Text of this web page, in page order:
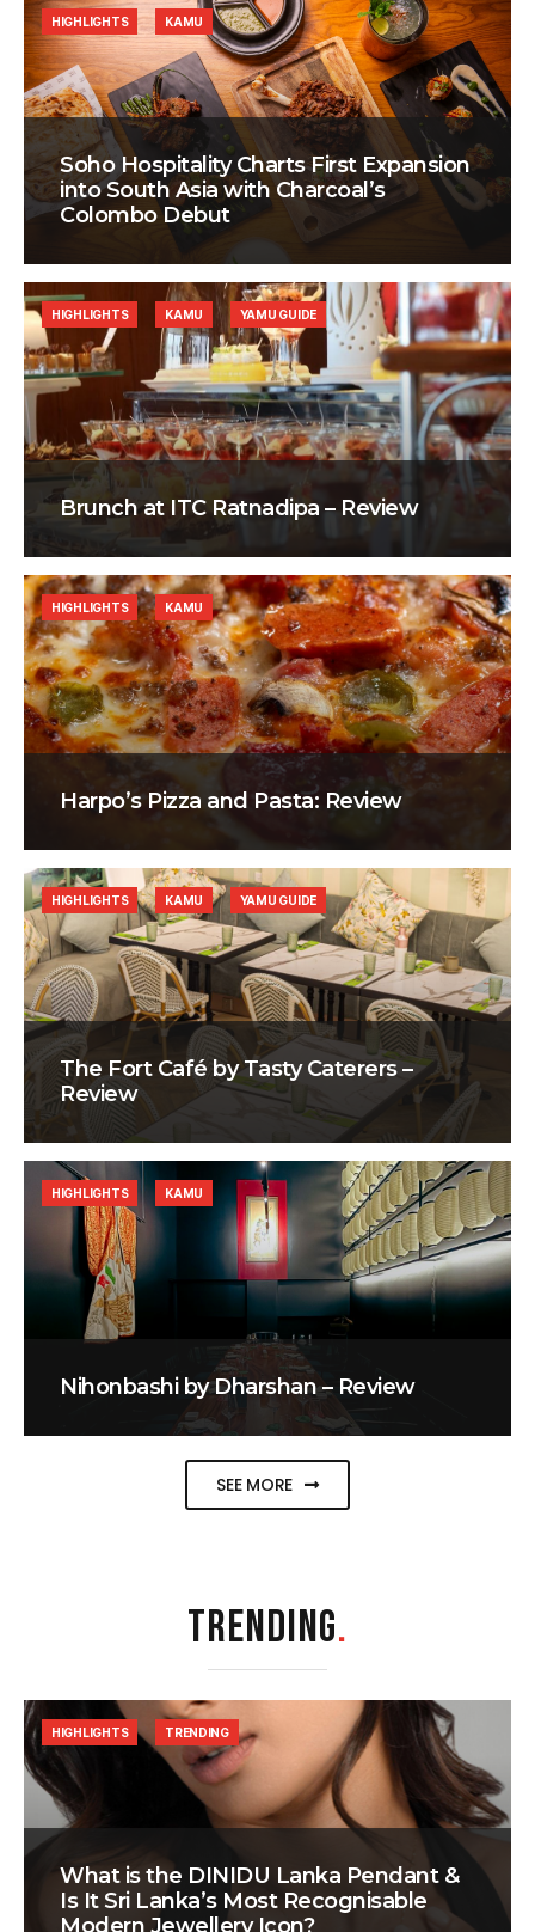
Soho Hospitality Charts First Expansion
into South Asia with Charcoal’s
Colombo Debut
HIGHLIGHTS KAMU
Brunch at ITC Ratnadipa – Review
HIGHLIGHTS KAMU YAMU GUIDE
Harpo’s Pizza and Pasta: Review
HIGHLIGHTS KAMU
The Fort Café by Tasty Caterers –
Review
HIGHLIGHTS KAMU YAMU GUIDE
Nihonbashi by Dharshan – Review
HIGHLIGHTS KAMU
SEE MORE
TRENDING.
What is the DINIDU Lanka Pendant &
Is It Sri Lanka’s Most Recognisable
Modern Jewellery Icon?
HIGHLIGHTS TRENDING